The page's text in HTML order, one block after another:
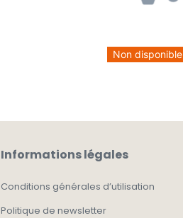
Non disponible
Informations légales
Conditions générales d’utilisation
Politique de newsletter